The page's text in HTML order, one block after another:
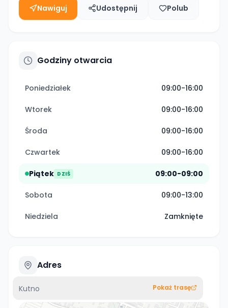
Nawiguj Udostępnij Polub
Godziny otwarcia
Poniedziałek 09:00-16:00
Wtorek 09:00-16:00
Środa 09:00-16:00
Czwartek 09:00-16:00
Piątek DZIŚ 09:00-09:00
Sobota 09:00-13:00
Niedziela Zamknięte
Adres
Kutno Pokaż trasę